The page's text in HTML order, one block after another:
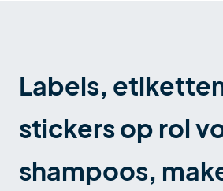
Labels,
stickers op rol
shampoos,